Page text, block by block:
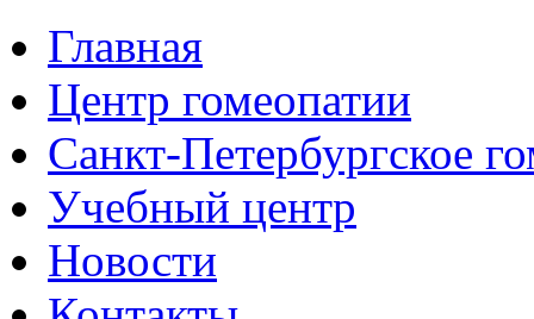
Главная
Центр гомеопатии
Санкт-Петербургское
Учебный центр
Новости